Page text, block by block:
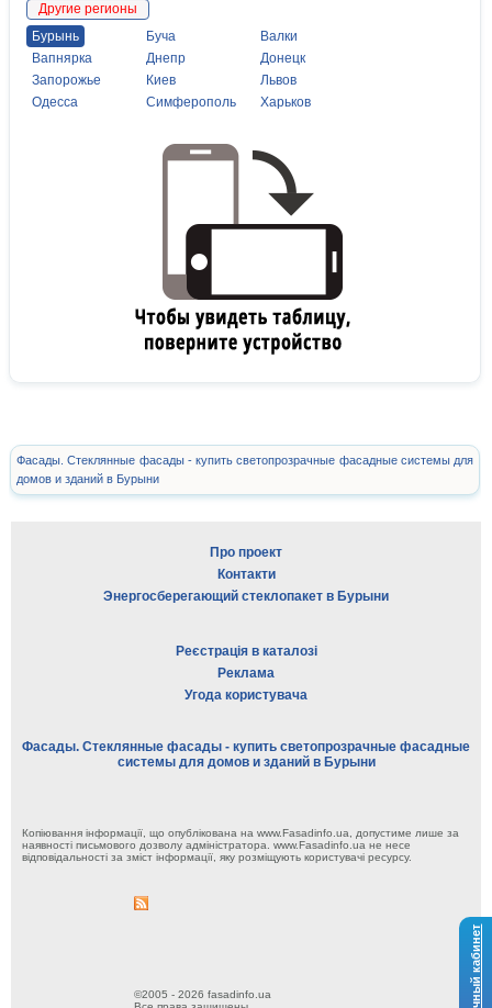
Личный кабинет
Другие регионы
Бурынь
Буча
Валки
Вапнярка
Днепр
Донецк
Запорожье
Киев
Львов
Одесса
Симферополь Харьков
Фасады. Стеклянные фасады - купить светопрозрачные фасадные системы для
домов и зданий в Бурыни
Про проект
Контакти
Энергосберегающий стеклопакет в Бурыни
Реєстрація в каталозі
Реклама
Угода користувача
Фасады. Стеклянные фасады - купить светопрозрачные фасадные
системы для домов и зданий в Бурыни
Копіювання інформації, що опублікована на www.Fasadinfo.ua, допустиме лише за
наявності письмового дозволу адміністратора. www.Fasadinfo.ua не несе
відповідальності за зміст інформації, яку розміщують користувачі ресурсу.
©2005 - 2026 fasadinfo.ua